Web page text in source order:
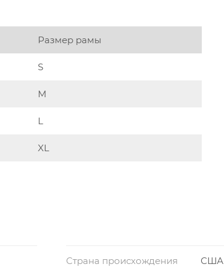
Размер рамы
S
M
L
XL
Страна происхождения США